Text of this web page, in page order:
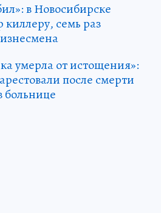
в Новосибирске
семь раз
умерла от истощения»:
после смерти